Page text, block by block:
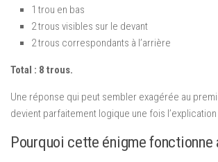
1 trou en bas
2 trous visibles sur le devant
2 trous correspondants à l’arrière
Total : 8 trous.
Une réponse qui peut sembler exagérée au
devient parfaitement logique une fois
Pourquoi cette énigme fonctionne